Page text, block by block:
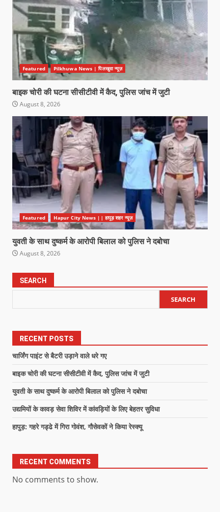
Featured Pilkhuwa News | पिलखुवा न्यूज़
बाइक चोरी की घटना सीसीटीवी में कैद, पुलिस जांच में जुटी
August 8, 2026
Featured Hapur City News || हापुड़ शहर न्यूज़
युवती के साथ दुष्कर्म के आरोपी बिलाल को पुलिस ने दबोचा
August 8, 2026
SEARCH
SEARCH
RECENT POSTS
चार्जिंग पाइंट से बैटरी उड़ाने वाले धरे गए
बाइक चोरी की घटना सीसीटीवी में कैद, पुलिस जांच में जुटी
युवती के साथ दुष्कर्म के आरोपी बिलाल को पुलिस ने दबोचा
उद्यमियों के कावड़ सेवा शिविर में कांवड़ियों के लिए बेहतर सुविधा
हापुड़: गहरे गड्ढे में गिरा गोवंश, गौसेवकों ने किया रेस्क्यू
RECENT COMMENTS
No comments to show.